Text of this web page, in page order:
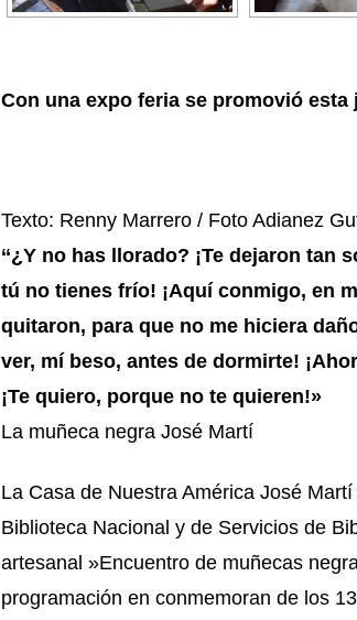
Con una expo feria se promovió
Texto: Renny Marrero / Foto Adianez
‘‘¿Y no has llorado? ¡Te dejaron tan
tú no tienes frío! ¡Aquí conmigo, en
quitaron, para que no me hiciera
ver, mí beso, antes de dormirte!
¡Te quiero, porque no te quieren!»
La muñeca negra José Martí
La Casa de Nuestra América José
Biblioteca Nacional y de Servicios de
artesanal »Encuentro de muñecas
programación en conmemoran de los